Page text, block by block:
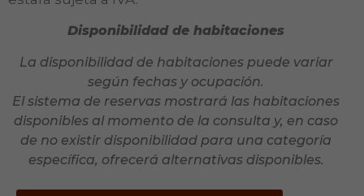
Disponibilidad de habitaciones
La disponibilidad de habitaciones puede variar
según fechas y ocupación.
El sistema de reservas mostrará las habitaciones
disponibles al momento de la consulta y, en caso
de no existir disponibilidad para una categoría
específica, ofrecerá alternativas disponibles.